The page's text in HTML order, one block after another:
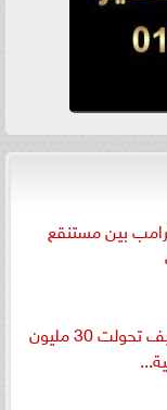
بين مستنقع
عبدالعزيز محسن يكتب: كيف تحولت 30 مليون